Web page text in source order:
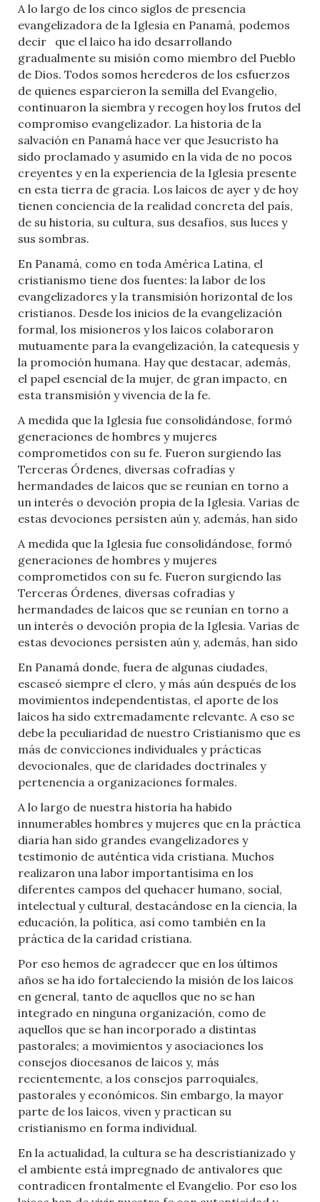
A lo largo de los cinco siglos de presencia
evangelizadora de la Iglesia en Panamá, podemos
decir que el laico ha ido desarrollando
gradualmente su misión como miembro del Pueblo
de Dios. Todos somos herederos de los esfuerzos
de quienes esparcieron la semilla del Evangelio,
continuaron la siembra y recogen hoy los frutos del
compromiso evangelizador. La historia de la
salvación en Panamá hace ver que Jesucristo ha
sido proclamado y asumido en la vida de no pocos
creyentes y en la experiencia de la Iglesia presente
en esta tierra de gracia. Los laicos de ayer y de hoy
tienen conciencia de la realidad concreta del país,
de su historia, su cultura, sus desafíos, sus luces y
sus sombras.
En Panamá, como en toda América Latina, el
cristianismo tiene dos fuentes: la labor de los
evangelizadores y la transmisión horizontal de los
cristianos. Desde los inicios de la evangelización
formal, los misioneros y los laicos colaboraron
mutuamente para la evangelización, la catequesis y
la promoción humana. Hay que destacar, además,
el papel esencial de la mujer, de gran impacto, en
esta transmisión y vivencia de la fe.
A medida que la Iglesia fue consolidándose, formó
generaciones de hombres y mujeres
comprometidos con su fe. Fueron surgiendo las
Terceras Órdenes, diversas cofradías y
hermandades de laicos que se reunían en torno a
un interés o devoción propia de la Iglesia. Varias de
estas devociones persisten aún y, además, han sido
A medida que la Iglesia fue consolidándose, formó
generaciones de hombres y mujeres
comprometidos con su fe. Fueron surgiendo las
Terceras Órdenes, diversas cofradías y
hermandades de laicos que se reunían en torno a
un interés o devoción propia de la Iglesia. Varias de
estas devociones persisten aún y, además, han sido
En Panamá donde, fuera de algunas ciudades,
escaseó siempre el clero, y más aún después de los
movimientos independentistas, el aporte de los
laicos ha sido extremadamente relevante. A eso se
debe la peculiaridad de nuestro Cristianismo que es
más de convicciones individuales y prácticas
devocionales, que de claridades doctrinales y
pertenencia a organizaciones formales.
A lo largo de nuestra historia ha habido
innumerables hombres y mujeres que en la práctica
diaria han sido grandes evangelizadores y
testimonio de auténtica vida cristiana. Muchos
realizaron una labor importantísima en los
diferentes campos del quehacer humano, social,
intelectual y cultural, destacándose en la ciencia, la
educación, la política, así como también en la
práctica de la caridad cristiana.
Por eso hemos de agradecer que en los últimos
años se ha ido fortaleciendo la misión de los laicos
en general, tanto de aquellos que no se han
integrado en ninguna organización, como de
aquellos que se han incorporado a distintas
pastorales; a movimientos y asociaciones los
consejos diocesanos de laicos y, más
recientemente, a los consejos parroquiales,
pastorales y económicos. Sin embargo, la mayor
parte de los laicos, viven y practican su
cristianismo en forma individual.
En la actualidad, la cultura se ha descristianizado y
el ambiente está impregnado de antivalores que
contradicen frontalmente el Evangelio. Por eso los